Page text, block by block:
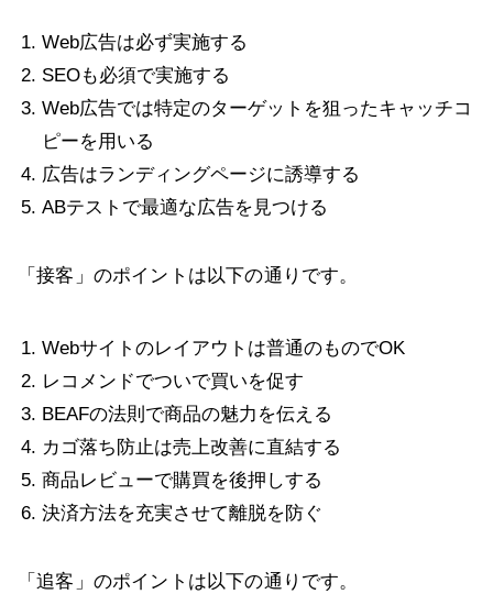
Web広告は必ず実施する
SEOも必須で実施する
Web広告では特定のターゲットを狙ったキャッチコ
ピーを用いる
広告はランディングページに誘導する
ABテストで最適な広告を見つける
「接客」のポイントは以下の通りです。
Webサイトのレイアウトは普通のものでOK
レコメンドでついで買いを促す
BEAFの法則で商品の魅力を伝える
カゴ落ち防止は売上改善に直結する
商品レビューで購買を後押しする
決済方法を充実させて離脱を防ぐ
「追客」のポイントは以下の通りです。